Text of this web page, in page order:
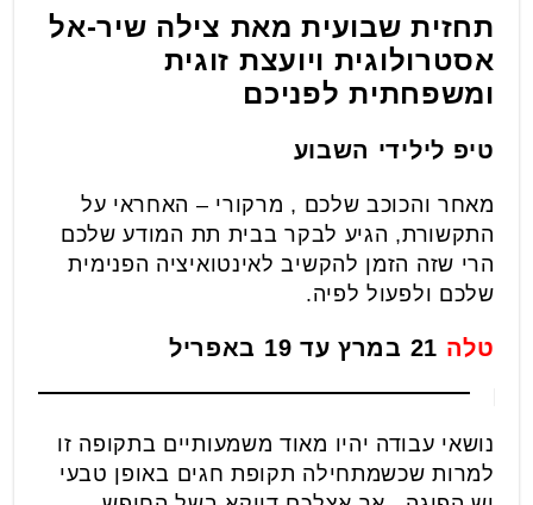
תחזית שבועית מאת צילה שיר-אל
אסטרולוגית ויועצת זוגית
ומשפחתית לפניכם
טיפ לילידי השבוע
מאחר והכוכב שלכם , מרקורי – האחראי על
התקשורת, הגיע לבקר בבית תת המודע שלכם
הרי שזה הזמן להקשיב לאינטואיציה הפנימית
שלכם ולפעול לפיה.
טלה
נושאי עבודה יהיו מאוד משמעותיים בתקופה זו
למרות שכשמתחילה תקופת חגים באופן טבעי